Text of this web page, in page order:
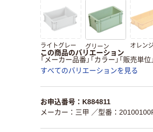
ライトグレー グリーン オレン
この商品のバリエーション
「メーカー品番」「カラー」「販売単
すべてのバリエーションを見る
お申込番号：K884811
メーカー：三甲 ／型番：